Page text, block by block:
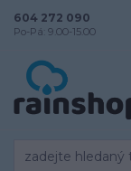
604 272 090
Po-Pá: 9.00-15.00